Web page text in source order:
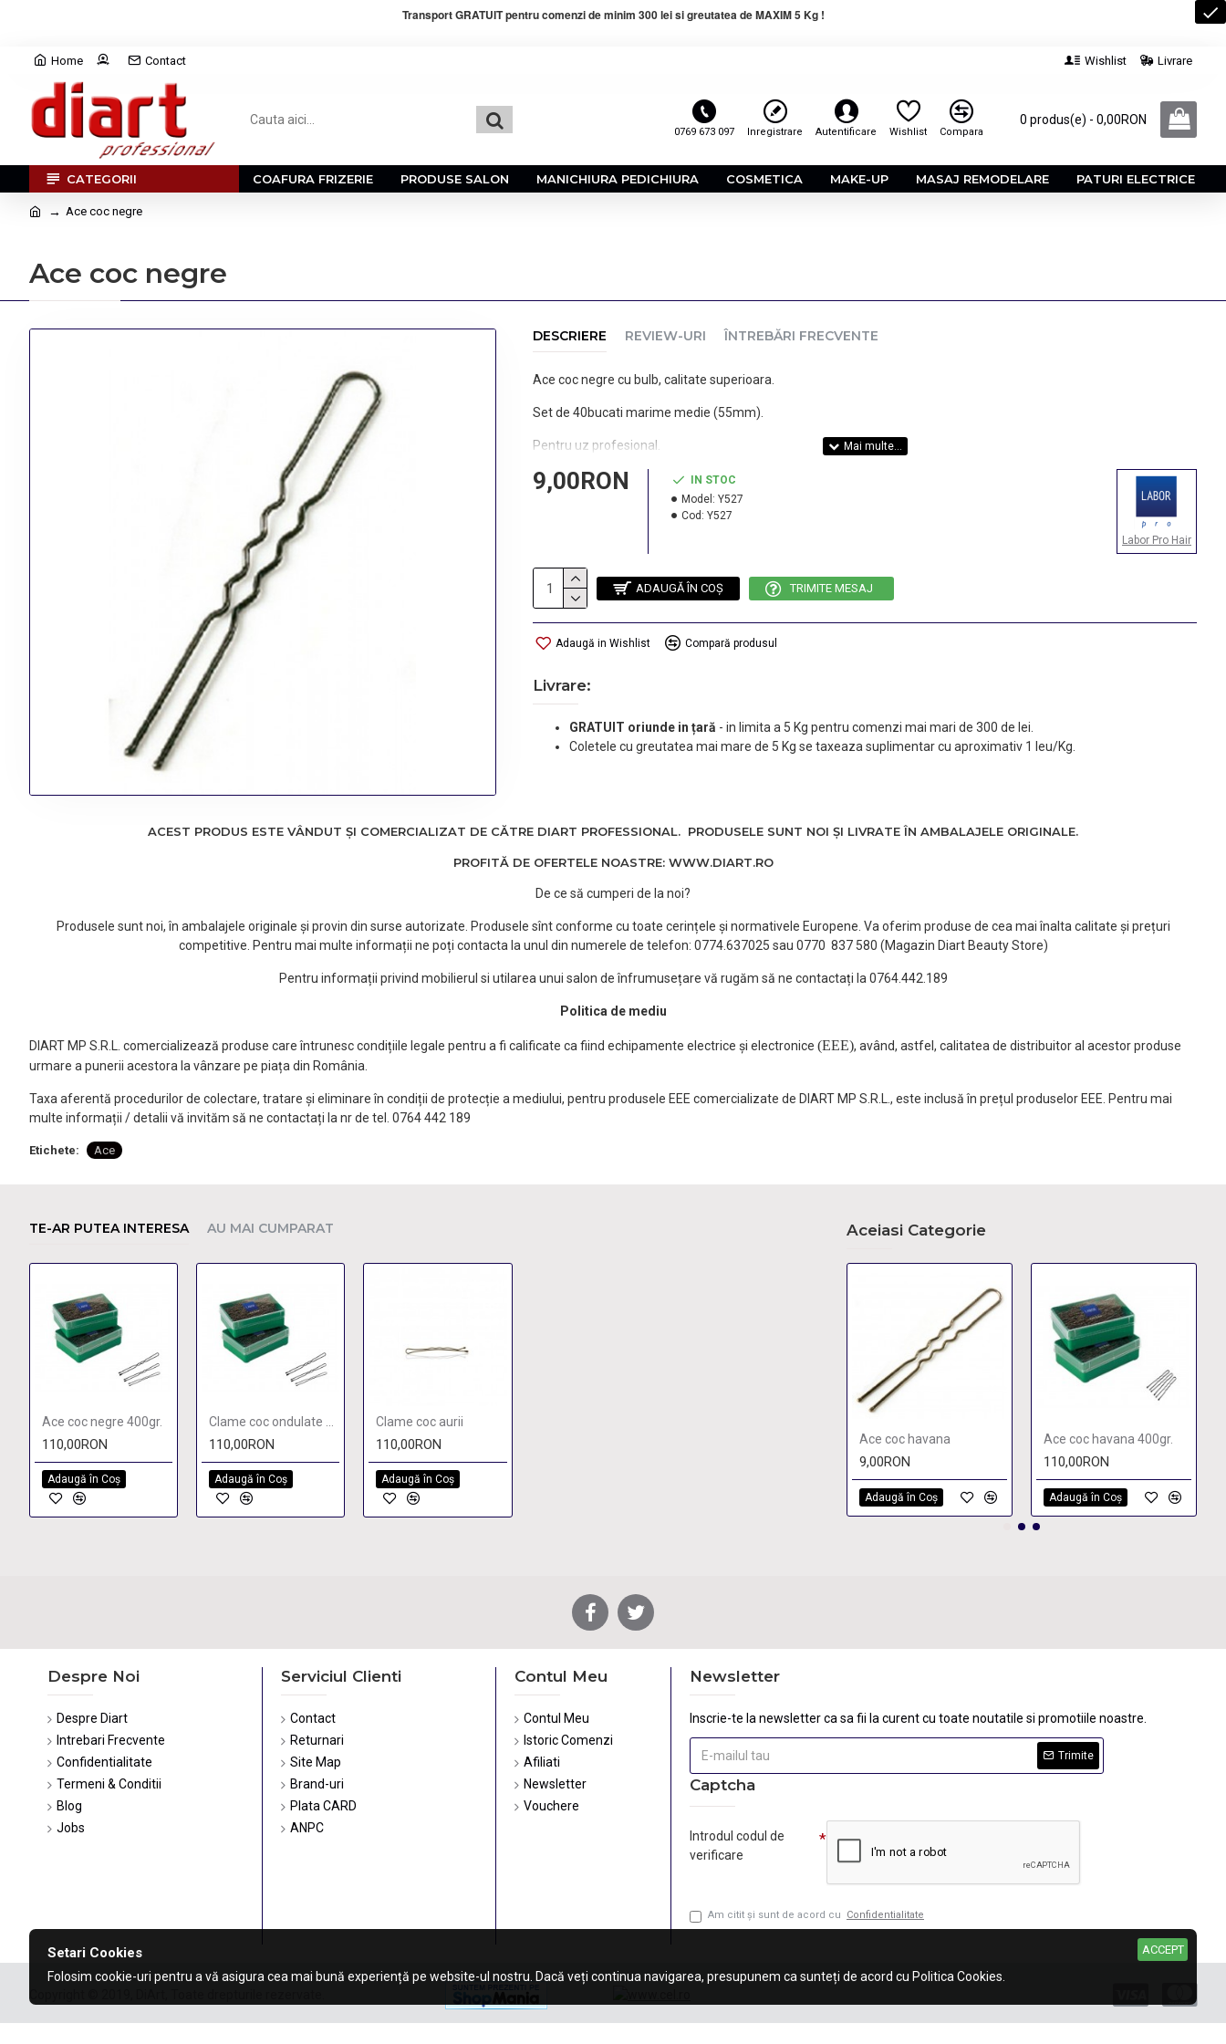
Transport GRATUIT pentru comenzi de minim 300 lei si greutatea de MAXIM 5 Kg !
Home Contact Wishlist Livrare
0769 673 097 Inregistrare Autentificare Wishlist Compara
0 produs(e) - 0,00RON
CATEGORII COAFURA FRIZERIE PRODUSE SALON MANICHIURA PEDICHIURA COSMETICA MAKE-UP MASAJ REMODELARE PATURI ELECTRICE
Ace coc negre
Ace coc negre
DESCRIERE REVIEW-URI ÎNTREBĂRI FRECVENTE
Ace coc negre cu bulb, calitate superioara.
Set de 40bucati marime medie (55mm).
Pentru uz profesional.
9,00RON
IN STOC
Model: Y527
Cod: Y527
Labor Pro Hair
ADAUGĂ ÎN COŞ TRIMITE MESAJ
Adaugă in Wishlist Compară produsul
Livrare:
GRATUIT oriunde in țară - in limita a 5 Kg pentru comenzi mai mari de 300 de lei.
Coletele cu greutatea mai mare de 5 Kg se taxeaza suplimentar cu aproximativ 1 leu/Kg.
ACEST PRODUS ESTE VÂNDUT ȘI COMERCIALIZAT DE CĂTRE DIART PROFESSIONAL. PRODUSELE SUNT NOI ȘI LIVRATE ÎN AMBALAJELE ORIGINALE.
PROFITĂ DE OFERTELE NOASTRE: WWW.DIART.RO
De ce să cumperi de la noi?
Produsele sunt noi, în ambalajele originale și provin din surse autorizate. Produsele sînt conforme cu toate cerințele și normativele Europene. Va oferim produse de cea mai înalta calitate și prețuri
competitive. Pentru mai multe informații ne poți contacta la unul din numerele de telefon: 0774.637025 sau 0770 837 580 (Magazin Diart Beauty Store)
Pentru informații privind mobilierul si utilarea unui salon de înfrumusețare vă rugăm să ne contactați la 0764.442.189
Politica de mediu
DIART MP S.R.L. comercializează produse care întrunesc condițiile legale pentru a fi calificate ca fiind echipamente electrice și electronice (EEE), având, astfel, calitatea de distribuitor al acestor produse
urmare a punerii acestora la vânzare pe piața din România.
Taxa aferentă procedurilor de colectare, tratare și eliminare în condiții de protecție a mediului, pentru produsele EEE comercializate de DIART MP S.R.L., este inclusă în prețul produselor EEE. Pentru mai
multe informații / detalii vă invităm să ne contactați la nr de tel. 0764 442 189
Etichete: Ace
TE-AR PUTEA INTERESA AU MAI CUMPARAT
Ace coc negre 400gr.
110,00RON
Adaugă în Coş
110,00RON
Adaugă în Coş
Clame coc aurii
110,00RON
Adaugă în Coş
Aceiasi Categorie
Ace coc havana
9,00RON
Adaugă în Coş
Ace coc havana 400gr.
110,00RON
Adaugă în Coş
Despre Noi
Despre Diart
Intrebari Frecvente
Confidentialitate
Termeni & Conditii
Blog
Jobs
Serviciul Clienti
Contact
Returnari
Site Map
Brand-uri
Plata CARD
ANPC
Contul Meu
Contul Meu
Istoric Comenzi
Afiliati
Newsletter
Vouchere
Newsletter
Inscrie-te la newsletter ca sa fii la curent cu toate noutatile si promotiile noastre.
Trimite
Captcha
Introdul codul de
verificare
Am citit şi sunt de acord cu Confidentialitate
ACCEPT
Setari Cookies
Folosim cookie-uri pentru a vă asigura cea mai bună experiență pe website-ul nostru. Dacă veți continua navigarea, presupunem ca sunteți de acord cu Politica Cookies.